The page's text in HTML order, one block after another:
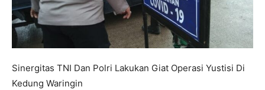
Sinergitas TNI Dan Polri Lakukan Giat Operasi Yustisi Di
Kedung Waringin